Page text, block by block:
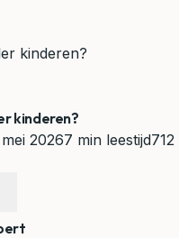
kinderen?
kinderen?
20267 min leestijd712